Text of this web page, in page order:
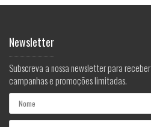
Newsletter
Subscreva a nossa newsletter para receber
campanhas e promoções limitadas.